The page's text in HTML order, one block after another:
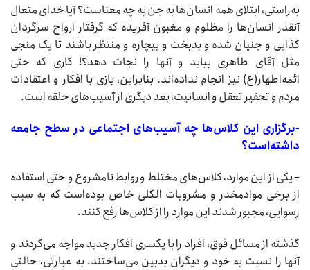
به‌راستی، ابتلای همه انسان‌ها به جن به چه معناست؟ آیا خدای متعال
آنقدر انسان‌ها را مظلوم و مغبون آفریده که گرفتار ارواح سرگردان
کذایی و جنیان شده و ‌بدبخت و بیچاره و منتظر باشند تا یک منجی
مثل آقای طاهری بیاید و آنها را نجات دهد؟! کاری که حتی
ائمه‌اطهار(ع) نیز انجام نداده‌اند. بنابراین،‌ بازی با افکار و اعتقادات
مردم و تحقیر تعقل و انسانیت، بعد دیگری از آسیب‌های حلقه است.
-برگزاری این‌ کلاس‌ها چه آسیب‌های اجتماعی در سطح جامعه
داشته‌است؟
– یکی از این موارد، کلاس‌های مختلط و روابط نامشروع و حتی استفاده
از برخی موادمخدر و مشروبات الکلی خاص بوده‌است که به سبب
رسوایی، مجبور شدند این موارد را از کلاس‌ها رفع کنند.
گذشته از مسائل فوق، افراد را با یکسری افکار جدید مواجه می‌کردند و
آنها را نسبت به خود و دیگران بدبین می‌ساختند. به عبارتی، حالتی